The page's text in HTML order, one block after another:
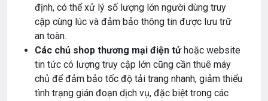
định, có thể xử lý số lượng lớn người dùng truy
cập cùng lúc và đảm bảo thông tin được lưu trữ
an toàn.
Các chủ shop thương mại điện tửhoặc website
tin tức có lượng truy cập lớn cũng cần thuê máy
chủ để đảm bảo tốc độ tải trang nhanh, giảm thiểu
tình trạng gián đoạn dịch vụ, đặc biệt trong các